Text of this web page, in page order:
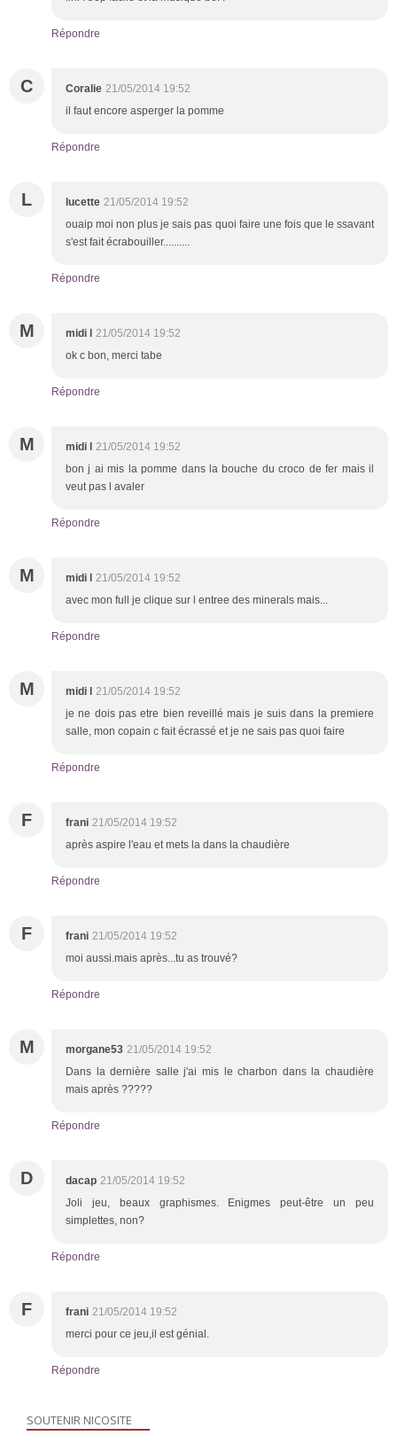
Répondre
C Coralie 21/05/2014 19:52
il faut encore asperger la pomme
Répondre
L lucette 21/05/2014 19:52
ouaip moi non plus je sais pas quoi faire une fois que le ssavant
s'est fait écrabouiller..........
Répondre
M midi l 21/05/2014 19:52
ok c bon, merci tabe
Répondre
M midi l 21/05/2014 19:52
bon j ai mis la pomme dans la bouche du croco de fer mais il
veut pas l avaler
Répondre
M midi l 21/05/2014 19:52
avec mon full je clique sur l entree des minerals mais...
Répondre
M midi l 21/05/2014 19:52
je ne dois pas etre bien reveillé mais je suis dans la premiere
salle, mon copain c fait écrassé et je ne sais pas quoi faire
Répondre
F frani 21/05/2014 19:52
après aspire l'eau et mets la dans la chaudière
Répondre
F frani 21/05/2014 19:52
moi aussi.mais après...tu as trouvé?
Répondre
M morgane53 21/05/2014 19:52
Dans la dernière salle j'ai mis le charbon dans la chaudière
mais après ?????
Répondre
D dacap 21/05/2014 19:52
Joli jeu, beaux graphismes. Enigmes peut-être un peu
simplettes, non?
Répondre
F frani 21/05/2014 19:52
merci pour ce jeu,il est génial.
Répondre
SOUTENIR NICOSITE